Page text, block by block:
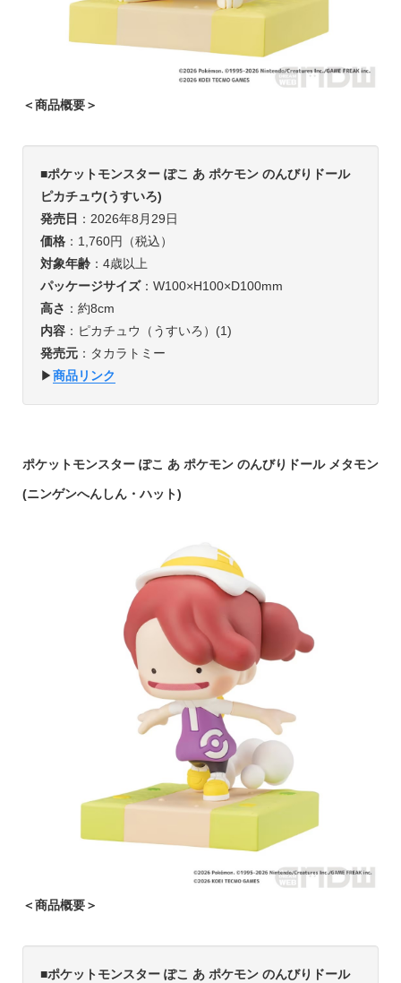
＜商品概要＞
■ポケットモンスター ぽこ あ ポケモン のんびりドール
ピカチュウ(うすいろ)
発売日 ：2026年8月29日
価格：1,760円（税込）
対象年齢：4歳以上
パッケージサイズ：W100×H100×D100mm
高さ ：約8cm
内容：ピカチュウ（うすいろ）(1)
発売元：タカラトミー
▶︎商品リンク
ポケットモンスター ぽこ あ ポケモン のんびりドール メタモン
(ニンゲンへんしん・ハット)
＜商品概要＞
■ポケットモンスター ぽこ あ ポケモン のんびりドール